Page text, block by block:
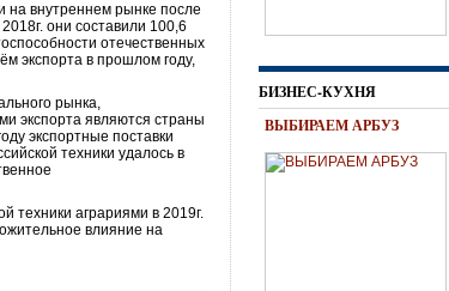
на внутреннем рынке после
они составили 100,6
отечественных
экспорта в прошлом году,
рынка,
экспорта являются страны
экспортные поставки
техники удалось в
техники аграриями в 2019г.
влияние на
БИЗНЕС-КУХНЯ
ВЫБИРАЕМ АРБУЗ